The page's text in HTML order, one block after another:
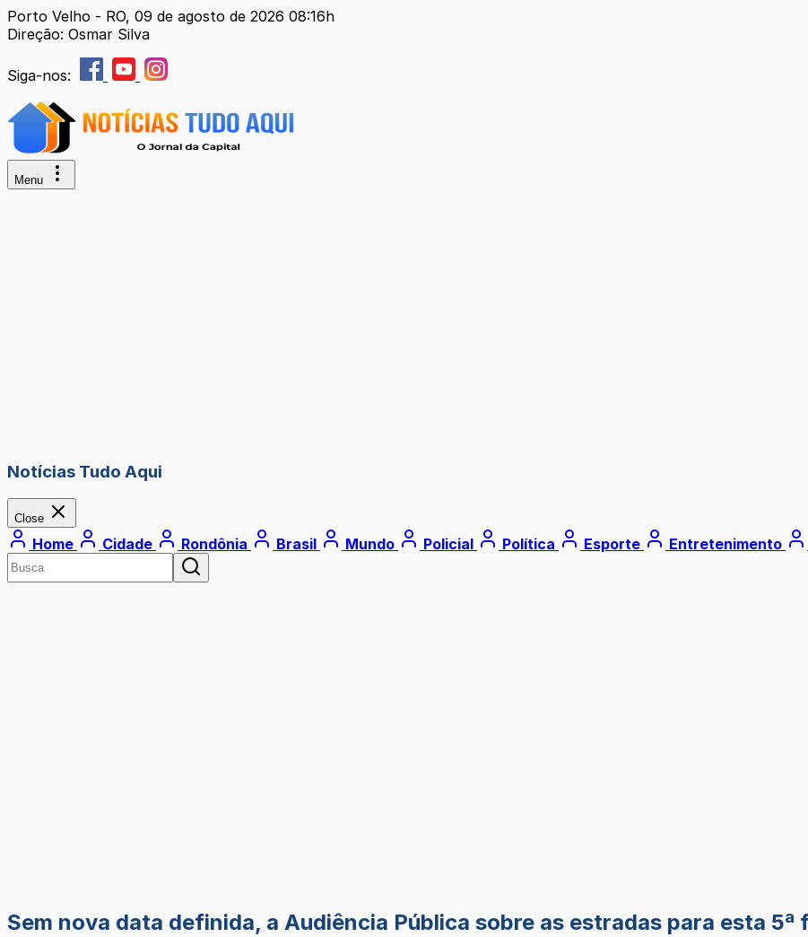
Porto Velho - RO, 09 de agosto de 2026 08:16h
Direção: Osmar Silva
Siga-nos:
Menu
Notícias Tudo Aqui
Close
Home Cidade Rondônia Brasil Mundo Policial Política Esporte Entretenimento
Sem nova data definida, a Audiência Pública sobre as estradas para esta 5ª